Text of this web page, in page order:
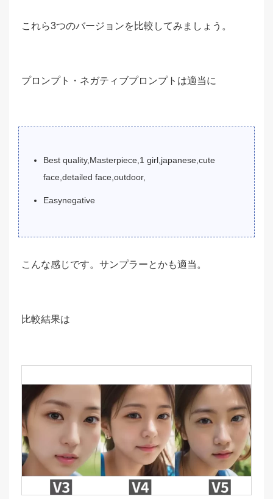
これら3つのバージョンを比較してみましょう。
プロンプト・ネガティブプロンプトは適当に
Best quality,Masterpiece,1 girl,japanese,cute
face,detailed face,outdoor,
Easynegative
こんな感じです。サンプラーとかも適当。
比較結果は